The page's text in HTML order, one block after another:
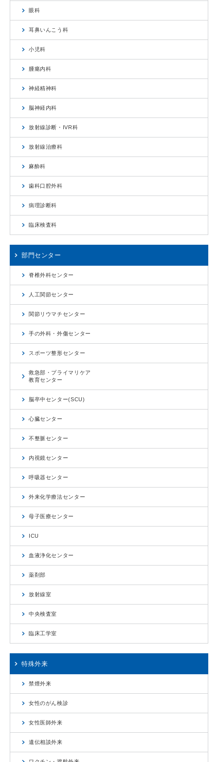
眼科
耳鼻いんこう科
小児科
腫瘍内科
神経精神科
脳神経内科
放射線診断・IVR科
放射線治療科
麻酔科
歯科口腔外科
病理診断科
臨床検査科
部門センター
脊椎外科センター
人工関節センター
関節リウマチセンター
手の外科・外傷センター
スポーツ整形センター
救急部・プライマリケア
教育センター
脳卒中センター(SCU)
心臓センター
不整脈センター
内視鏡センター
呼吸器センター
外来化学療法センター
母子医療センター
ICU
血液浄化センター
薬剤部
放射線室
中央検査室
臨床工学室
特殊外来
禁煙外来
女性のがん検診
女性医師外来
遺伝相談外来